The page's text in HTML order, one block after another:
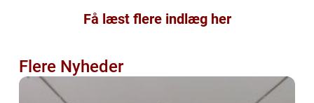
Få læst flere indlæg her
Flere Nyheder